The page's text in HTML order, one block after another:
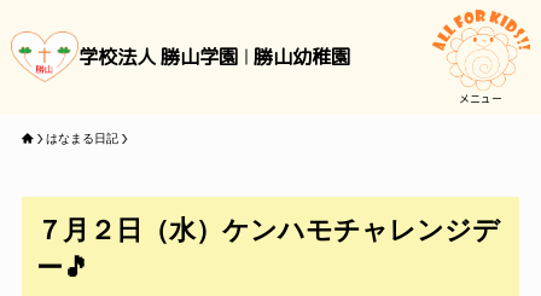
学校法人 勝山学園 勝山幼稚園
メニュー
はなまる日記
７月２日（水）ケンハモチャレンジデ
ー🎵